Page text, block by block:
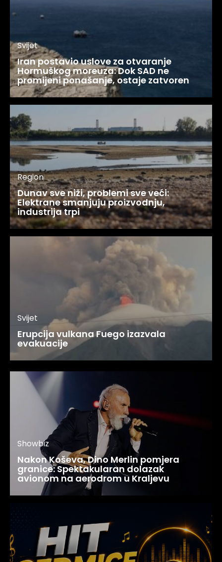
Svijet
Iran postavio uslove za otvaranje
Hormuškog moreuza: Dok SAD ne
promijeni ponašanje, ostaje zatvoren
Region
Dunav sve niži, problemi sve veći:
Elektrane smanjuju proizvodnju,
industrija trpi
Svijet
Erupcija vulkana Fuego izazvala
evakuacije
Showbiz
Nakon Koševa, Dino Merlin pomjera
granice: Spektakularan dolazak
avionom na aerodrom u Kraljevu